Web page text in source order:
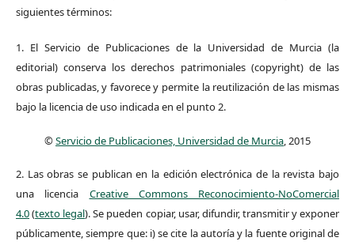
siguientes términos:
1. El Servicio de Publicaciones de la Universidad de Murcia (la
editorial) conserva los derechos patrimoniales (copyright) de las
obras publicadas, y favorece y permite la reutilización de las mismas
bajo la licencia de uso indicada en el punto 2.
©Servicio de Publicaciones, Universidad de Murcia, 2015
2. Las obras se publican en la edición electrónica de la revista bajo
una licencia Creative Commons Reconocimiento-NoComercial
4.0(texto legal). Se pueden copiar, usar, difundir, transmitir y exponer
públicamente, siempre que: i) se cite la autoría y la fuente original de